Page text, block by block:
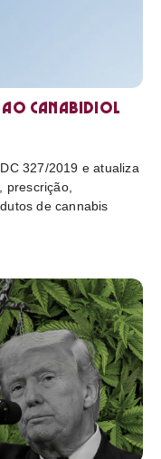
ao canabidiol
327/2019 e atualiza
prescrição,
de cannabis